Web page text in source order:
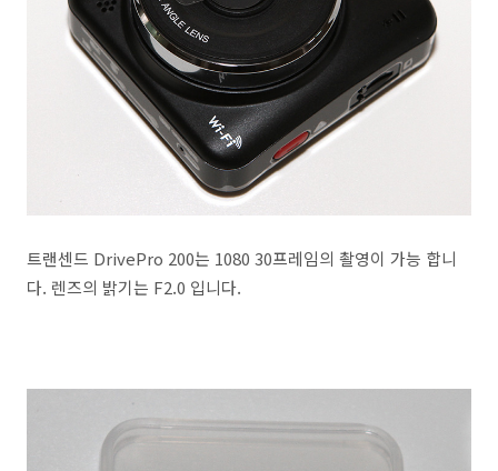
트랜센드 DrivePro 200는 1080 30프레임의 촬영이 가능 합니
다. 렌즈의 밝기는 F2.0 입니다.